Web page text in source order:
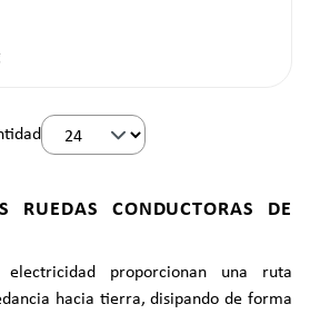
RUEDAS CONDUCTORAS DE
electricidad proporcionan una ruta
hacia tierra, disipando de forma